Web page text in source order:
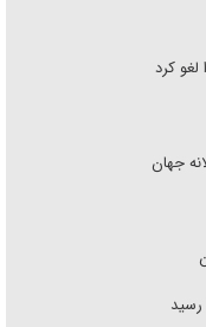
کرد
جهان
رسید